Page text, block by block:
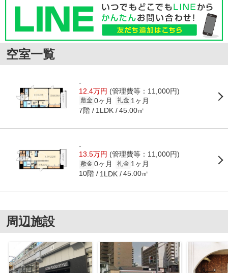
空室一覧
-
12.4万円 (管理費等：11,000円)
敷金 0ヶ月 礼金 1ヶ月
7階 1LDK 45.00㎡
-
13.5万円 (管理費等：11,000円)
敷金 0ヶ月 礼金 1ヶ月
10階 1LDK 45.00㎡
周辺施設